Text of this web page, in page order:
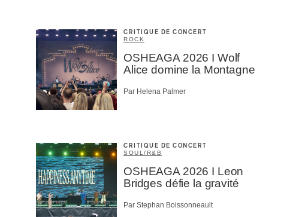
CRITIQUE DE CONCERT
ROCK
OSHEAGA 2026 I Wolf
Alice domine la Montagne
Par Helena Palmer
CRITIQUE DE CONCERT
SOUL/R&B
OSHEAGA 2026 I Leon
Bridges défie la gravité
Par Stephan Boissonneault